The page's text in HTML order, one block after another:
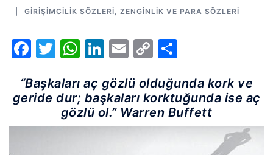
GIRIŞIMCILIK SÖZLERI ZENGINLIK VE PARA SÖZLERI
Facebook
Twitter
WhatsApp
LinkedIn
Email
Copy
“Başkaları aç gözlü olduğunda kork ve
geride dur; başkaları korktuğunda ise aç
gözlü ol.” Warren Buffett